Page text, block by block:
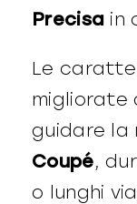
Precisa in
Le
migliorate
guidare la
Coupé,
o lunghi